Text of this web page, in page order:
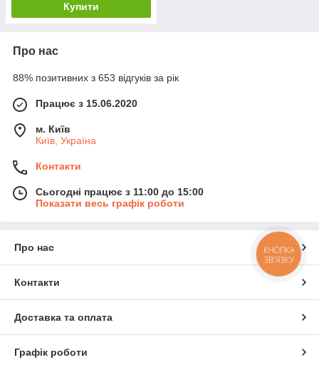
Купити
Про нас
88% позитивних з 653 відгуків за рік
Працює з 15.06.2020
м. Київ
Київ, Україна
Контакти
Сьогодні працює з 11:00 до 15:00
Показати весь графік роботи
Про нас
Контакти
Доставка та оплата
Графік роботи
КНОПКА
ЗВ'ЯЗКУ